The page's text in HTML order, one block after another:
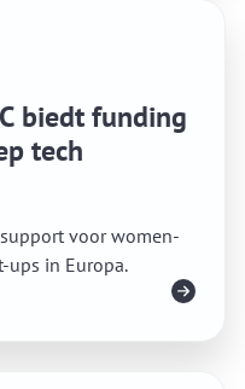
biedt funding
tech
voor women-
ups in Europa.